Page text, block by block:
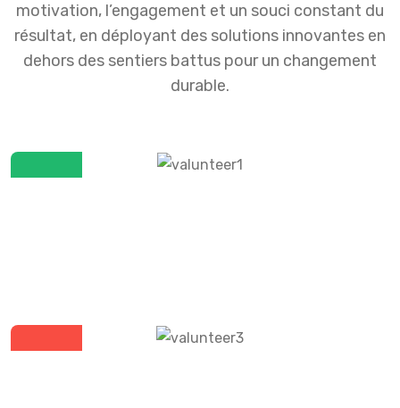
motivation, l’engagement et un souci constant du
résultat, en déployant des solutions innovantes en
dehors des sentiers battus pour un changement
durable.